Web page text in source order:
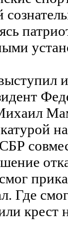
Где
крест